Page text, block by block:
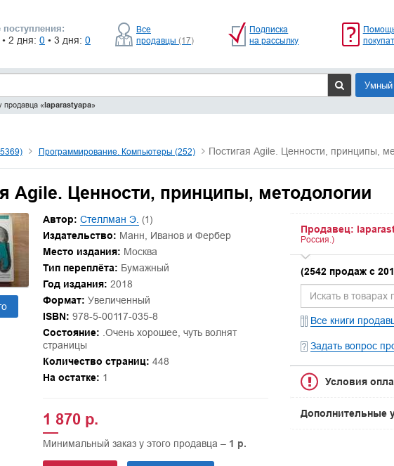
• 2 дня: 0 • 3 дня: 0
Все
продавцы (17)
Подписка
на рассылку
продавца «laparastyapa»
Умный
Программирование. Компьютеры (252) Постигая Agile. Ценности, принципы,
Agile. Ценности, принципы, методологии
Автор: Стеллман Э. (1)
Издательство: Манн, Иванов и Фербер
Место издания: Москва
Тип переплёта: Бумажный
Год издания: 2018
Формат: Увеличенный
ISBN: 978-5-00117-035-8
Состояние: .Очень хорошее, чуть волнят
страницы
Количество страниц: 448
На остатке: 1
1 870 р.
Минимальный заказ у этого продавца – 1 р.
Продавец:
Россия.)
(2542 продаж с
Все книги
Задать вопрос
Условия
Дополнительные